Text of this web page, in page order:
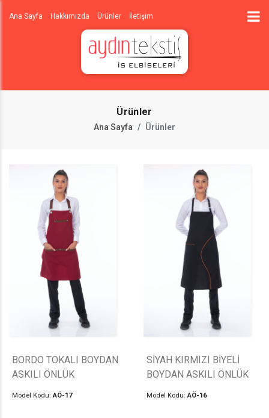
Ana Sayfa Hakkımızda Ürünler İletişim
Ürünler
Ana Sayfa Ürünler
BORDO TOKALI BOYDAN
ASKILI ÖNLÜK
Model Kodu:AÖ-17
SİYAH KIRMIZI BİYELİ
BOYDAN ASKILI ÖNLÜK
Model Kodu:AÖ-16